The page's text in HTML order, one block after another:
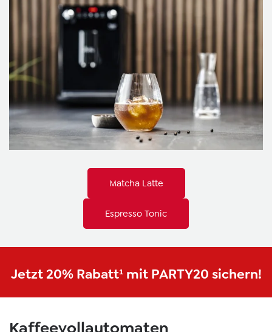
Matcha Latte
Espresso Tonic
Jetzt 20% Rabatt¹ mit PARTY20 sichern!
Kaffeevollautomaten